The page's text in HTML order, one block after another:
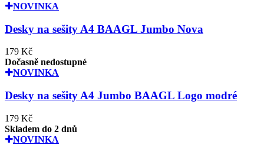
NOVINKA
Desky na sešity A4 BAAGL Jumbo Nova
179 Kč
Dočasně nedostupné
NOVINKA
Desky na sešity A4 Jumbo BAAGL Logo modré
179 Kč
Skladem do 2 dnů
NOVINKA